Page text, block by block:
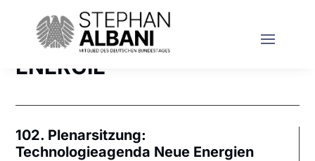
ENERGIE
102. Plenarsitzung:
Technologieagenda Neue Energien